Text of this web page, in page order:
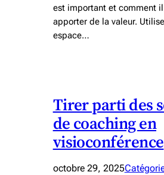
est important et comment
apporter de la valeur.
espace…
Tirer parti des
de coaching en
visioconférence
octobre 29, 2025